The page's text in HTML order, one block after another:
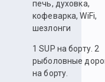
печь, духовка,
кофеварка, WiFi,
шезлонги
1 SUP на борту. 2
рыболовные
на борту.